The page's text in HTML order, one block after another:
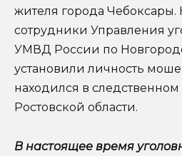
жителя города Чебоксары.
сотрудники Управления
УМВД России по
установили личность
находился в следственном
Ростовской области.
В настоящее время